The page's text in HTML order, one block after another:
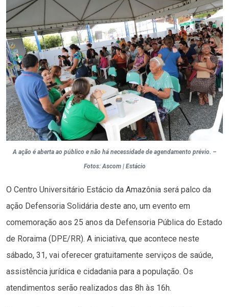
A ação é aberta ao público e não há necessidade de agendamento prévio. –
Fotos: Ascom | Estácio
O Centro Universitário Estácio da Amazônia será palco da
ação Defensoria Solidária deste ano, um evento em
comemoração aos 25 anos da Defensoria Pública do Estado
de Roraima (DPE/RR). A iniciativa, que acontece neste
sábado, 31, vai oferecer gratuitamente serviços de saúde,
assistência jurídica e cidadania para a população. Os
atendimentos serão realizados das 8h às 16h.